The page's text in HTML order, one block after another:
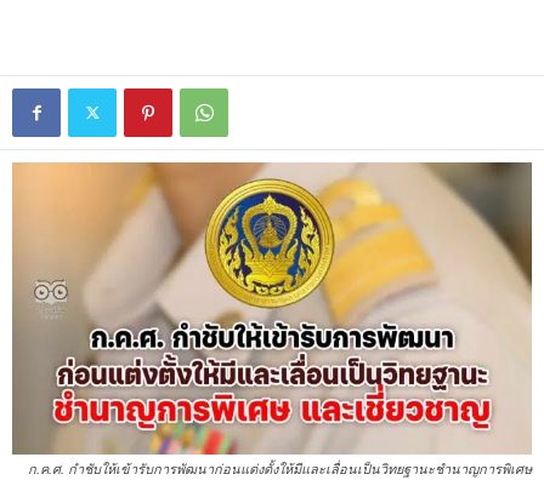
ก.ค.ศ. กำชับให้เข้ารับการพัฒนาก่อนแต่งตั้งให้มีและเลื่อนเป็นวิทยฐานะชำนาญการพิเศษ